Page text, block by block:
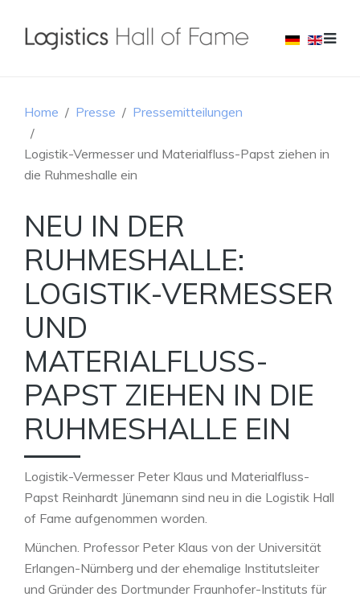
Home Presse Pressemitteilungen
Logistik-Vermesser und Materialfluss-Papst ziehen in
die Ruhmeshalle ein
NEU IN DER
RUHMESHALLE:
LOGISTIK-VERMESSER
UND
MATERIALFLUSS-
PAPST ZIEHEN IN DIE
RUHMESHALLE EIN
Logistik-Vermesser Peter Klaus und Materialfluss-
Papst Reinhardt Jünemann sind neu in die Logistik Hall
of Fame aufgenommen worden.
München. Professor Peter Klaus von der Universität
Erlangen-Nürnberg und der ehemalige Institutsleiter
und Gründer des Dortmunder Fraunhofer-Instituts für